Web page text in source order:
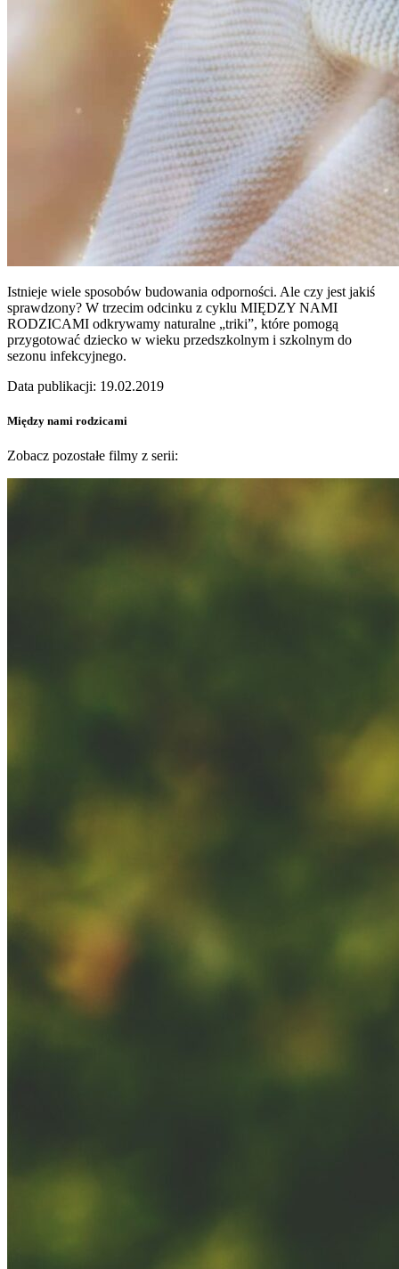
Istnieje wiele sposobów budowania odporności. Ale czy jest jakiś
sprawdzony? W trzecim odcinku z cyklu MIĘDZY NAMI
RODZICAMI odkrywamy naturalne „triki”, które pomogą
przygotować dziecko w wieku przedszkolnym i szkolnym do
sezonu infekcyjnego.
Data publikacji: 19.02.2019
Między nami rodzicami
Zobacz pozostałe filmy z serii: